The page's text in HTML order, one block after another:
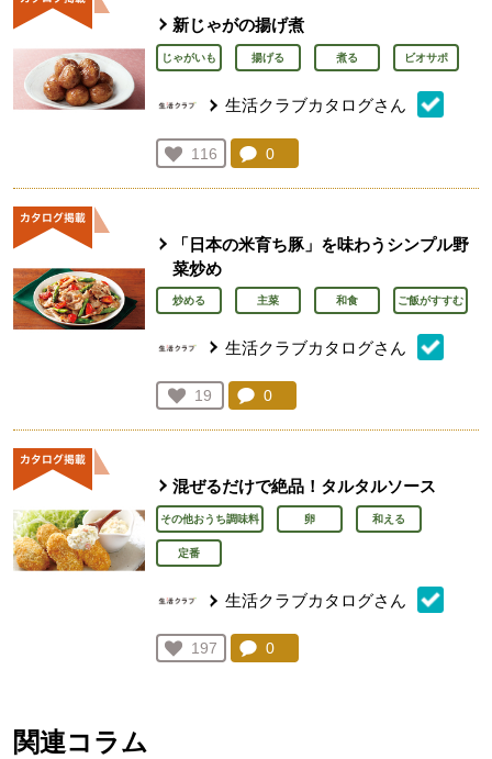
新じゃがの揚げ煮
じゃがいも 揚げる 煮る ビオサポ
生活クラブカタログさん
お気に入り登録：
116
人が登録
コメント：
0
「日本の米育ち豚」を味わうシンプル野
菜炒め
炒める 主菜 和食 ご飯がすすむ
生活クラブカタログさん
お気に入り登録：
19
人が登録
コメント：
0
混ぜるだけで絶品！タルタルソース
その他おうち調味料 卵 和える
定番
生活クラブカタログさん
お気に入り登録：
197
人が登録
コメント：
0
関連コラム